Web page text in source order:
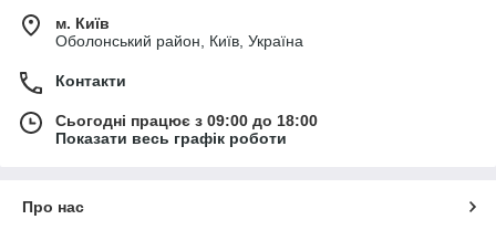
м. Київ
Оболонський район, Київ, Україна
Контакти
Сьогодні працює з 09:00 до 18:00
Показати весь графік роботи
Про нас